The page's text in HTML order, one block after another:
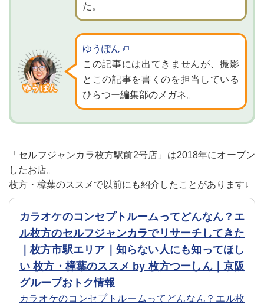
た。
ゆうぽん
この記事には出てきませんが、撮影
とこの記事を書くのを担当している
ひらつー編集部のメガネ。
「セルフジャンカラ枚方駅前2号店」は2018年にオープン
したお店。
枚方・樟葉のススメで以前にも紹介したことがあります↓
カラオケのコンセプトルームってどんなん？エ
ル枚方のセルフジャンカラでリサーチしてきた
｜枚方市駅エリア｜知らない人にも知ってほし
い 枚方・樟葉のススメ by 枚方つーしん｜京阪
グループおトク情報
カラオケのコンセプトルームってどんなん？エル枚